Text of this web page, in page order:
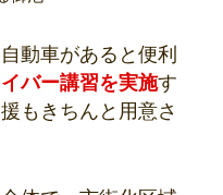
動車があると便利
バー講習を実施す
もきちんと用意さ